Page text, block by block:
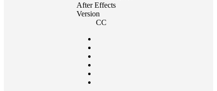
After Effects
Version
CC